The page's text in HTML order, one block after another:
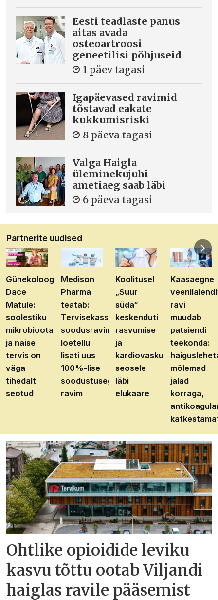
Eesti teadlaste panus
aitas avada
osteoartroosi
geneetilisi põhjuseid
1 päev tagasi
Igapäevased ravimid
tõstavad eakate
kukkumisriski
8 päeva tagasi
Valga Haigla
üleminekujuhi
ametiaeg saab läbi
6 päeva tagasi
Partnerite uudised
Günekoloog
Dace
Matule:
soolestiku
mikrobioota
ja naise
tervis on
väga
tihedalt
seotud
Medison
Pharma
teatab:
Tervisekassa
soodusravimite
loetellu
lisati uus
100%-lise
soodustusega
ravim
Koolitusel
„Suur
süda“
keskenduti
rasvumise
ja
kardiovaskulaarhaiguste
seosele
läbi
elukaare
Kaasaegne
ravi
muudab
patsiendi
teekonda:
mõlemad
jalad
korraga,
Ohtlike opioidide leviku
kasvu tõttu ootab Viljandi
haiglas ravile pääsemist